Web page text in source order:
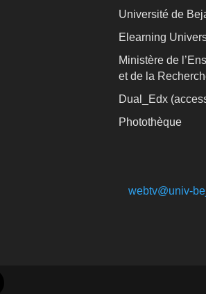
Université de
Elearning
Ministère de
et de la
Dual_Edx (
Photothèque
webtv@univ-